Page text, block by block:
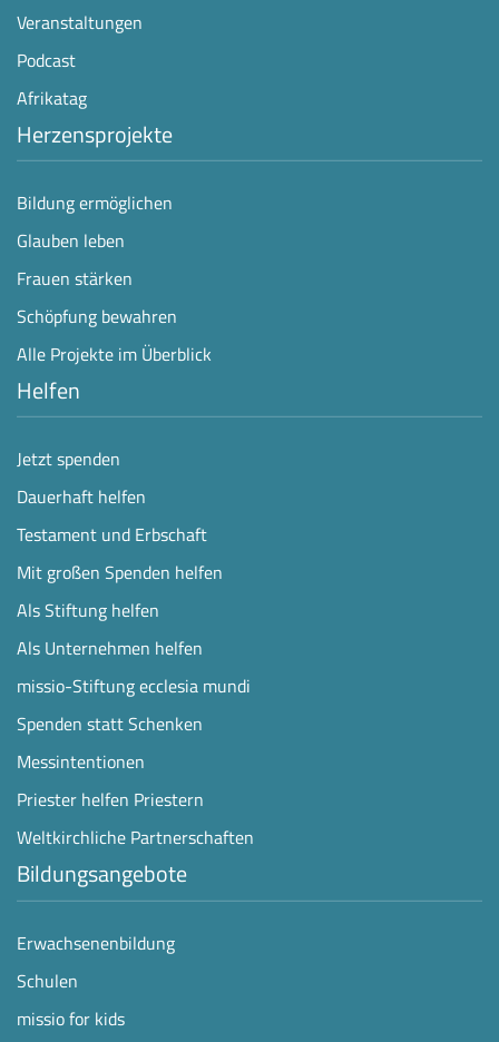
Veranstaltungen
Podcast
Afrikatag
Herzensprojekte
Bildung ermöglichen
Glauben leben
Frauen stärken
Schöpfung bewahren
Alle Projekte im Überblick
Helfen
Jetzt spenden
Dauerhaft helfen
Testament und Erbschaft
Mit großen Spenden helfen
Als Stiftung helfen
Als Unternehmen helfen
missio-Stiftung ecclesia mundi
Spenden statt Schenken
Messintentionen
Priester helfen Priestern
Weltkirchliche Partnerschaften
Bildungsangebote
Erwachsenenbildung
Schulen
missio for kids